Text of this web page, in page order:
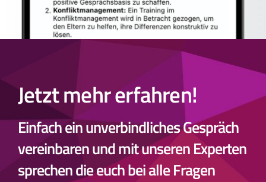
Jetzt mehr erfahren!
Einfach ein unverbindliches Gespräch
vereinbaren und mit unseren Experten
sprechen die euch bei alle Fragen